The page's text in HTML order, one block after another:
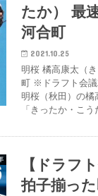
たか） 最
河合町
2021.10.25
明桜 橘高康太（
町 ※ドラフト会議
明桜（秋田）の橘
「きったか・こ
【ドラフ
拍子揃っ